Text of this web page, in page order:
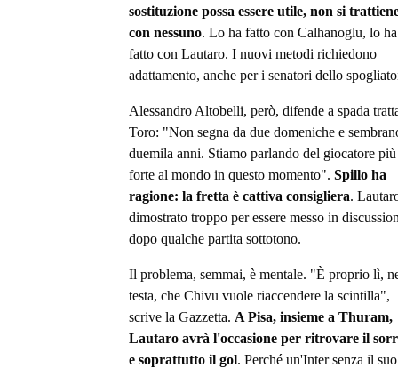
sostituzione possa essere utile, non si
con nessuno. Lo ha fatto con Calhanoglu, lo ha
fatto con Lautaro. I nuovi metodi richiedono
adattamento, anche per i senatori dello
Alessandro Altobelli, però, difende a spada
Toro: "Non segna da due domeniche e
duemila anni. Stiamo parlando del giocatore più
forte al mondo in questo momento". Spillo ha
ragione: la fretta è cattiva consigliera.
dimostrato troppo per essere messo in
dopo qualche partita sottotono.
Il problema, semmai, è mentale. "È proprio lì,
testa, che Chivu vuole riaccendere la scintilla",
scrive la Gazzetta. A Pisa, insieme a Thuram,
Lautaro avrà l'occasione per ritrovare il
e soprattutto il gol. Perché un'Inter senza il suo